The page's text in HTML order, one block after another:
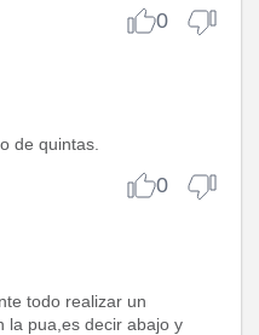
0
de quintas.
0
todo realizar un
la pua,es decir abajo y